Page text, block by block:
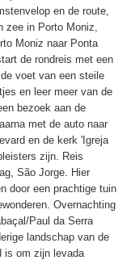
en de route,
zee in Porto Moniz,
Moniz naar Ponta
de rondreis met een
voet van een steile
en leer meer van de
bezoek aan de
met de auto naar
en de kerk 'Igreja
zijn. Reis
São Jorge. Hier
door een prachtige tuin
Overnachting
Paul da Serra
landschap van de
is om zijn levada